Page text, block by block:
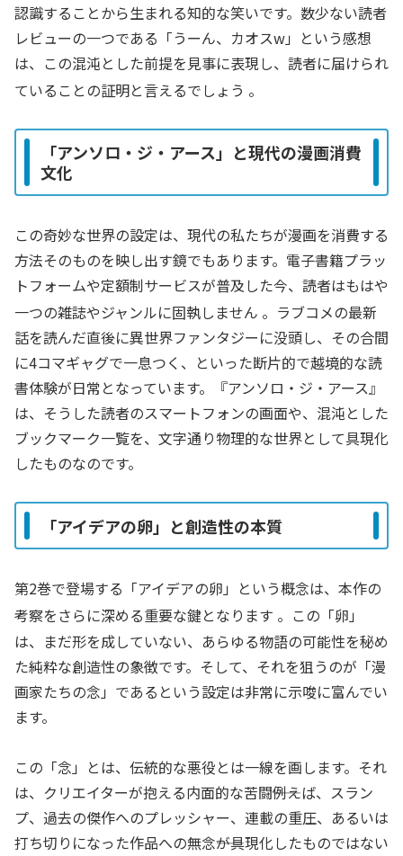
認識することから生まれる知的な笑いです。数少ない読者
レビューの一つである「うーん、カオスw」という感想
は、この混沌とした前提を見事に表現し、読者に届けられ
ていることの証明と言えるでしょう 。
「アンソロ・ジ・アース」と現代の漫画消費
文化
この奇妙な世界の設定は、現代の私たちが漫画を消費する
方法そのものを映し出す鏡でもあります。電子書籍プラッ
トフォームや定額制サービスが普及した今、読者はもはや
一つの雑誌やジャンルに固執しません 。ラブコメの最新
話を読んだ直後に異世界ファンタジーに没頭し、その合間
に4コマギャグで一息つく、といった断片的で越境的な読
書体験が日常となっています。『アンソロ・ジ・アース』
は、そうした読者のスマートフォンの画面や、混沌とした
ブックマーク一覧を、文字通り物理的な世界として具現化
したものなのです。
「アイデアの卵」と創造性の本質
第2巻で登場する「アイデアの卵」という概念は、本作の
考察をさらに深める重要な鍵となります 。この「卵」
は、まだ形を成していない、あらゆる物語の可能性を秘め
た純粋な創造性の象徴です。そして、それを狙うのが「漫
画家たちの念」であるという設定は非常に示唆に富んでい
ます。
この「念」とは、伝統的な悪役とは一線を画します。それ
は、クリエイターが抱える内面的な苦闘――例えば、スラン
プ、過去の傑作へのプレッシャー、連載の重圧、あるいは
打ち切りになった作品への無念――が具現化したものではない